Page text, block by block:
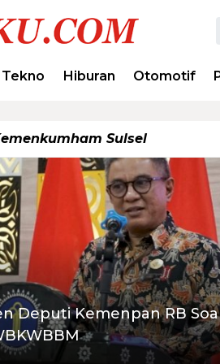
Tekno Hiburan Otomotif
Sulsel
Deputi Kemenpan RB